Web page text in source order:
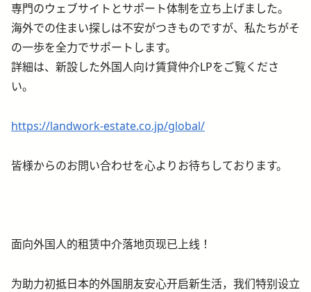
専門のウェブサイトとサポート体制を立ち上げました。
海外での住まい探しは不安がつきものですが、私たちがそ
の一歩を全力でサポートします。
詳細は、新設した外国人向け賃貸仲介LPをご覧くださ
い。
https://landwork-estate.co.jp/global/
皆様からのお問い合わせを心よりお待ちしております。
面向外国人的租赁中介落地页现已上线！
为助力初抵日本的外国朋友安心开启新生活，我们特别设立